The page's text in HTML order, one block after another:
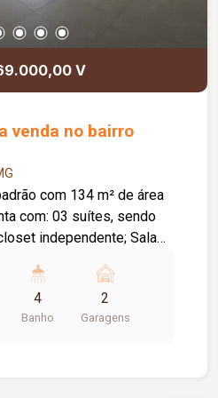
pronta para
Projeto moderno
dos ambientes,
dos endereços mais
V
venda no bairro
com 134 m² de área
independente; Sala
ampla e integrada;
espaço para roupeiro;
02 vagas de garagem
4
Banho
2
Garagens